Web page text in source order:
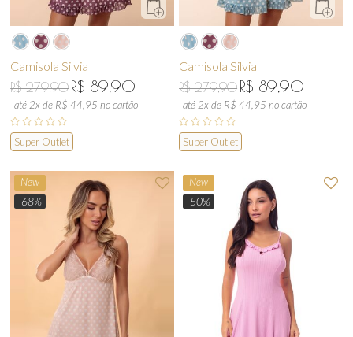
Camisola Silvia
R$ 279,90 R$ 89,90
até 2x de R$ 44,95 no cartão
Super Outlet
Camisola Silvia
R$ 279,90 R$ 89,90
até 2x de R$ 44,95 no cartão
Super Outlet
New
-68%
New
-50%